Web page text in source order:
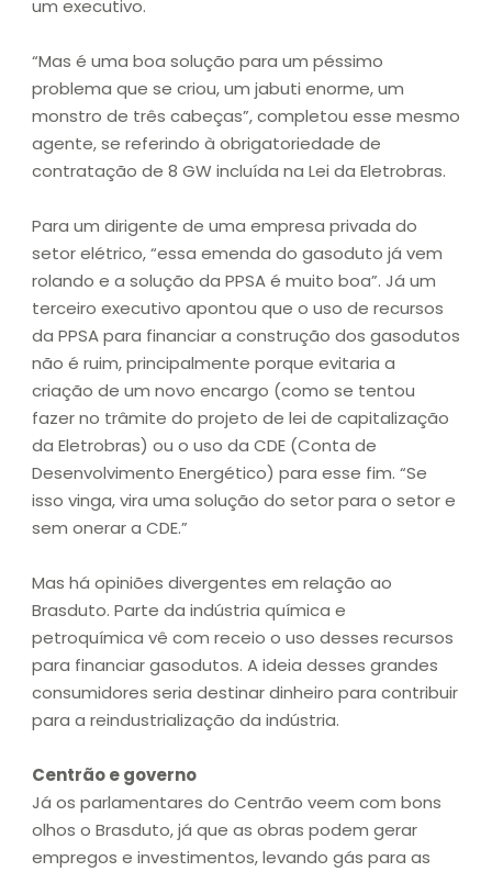
um executivo.
“Mas é uma boa solução para um péssimo
problema que se criou, um jabuti enorme, um
monstro de três cabeças”, completou esse mesmo
agente, se referindo à obrigatoriedade de
contratação de 8 GW incluída na Lei da Eletrobras.
Para um dirigente de uma empresa privada do
setor elétrico, “essa emenda do gasoduto já vem
rolando e a solução da PPSA é muito boa”. Já um
terceiro executivo apontou que o uso de recursos
da PPSA para financiar a construção dos gasodutos
não é ruim, principalmente porque evitaria a
criação de um novo encargo (como se tentou
fazer no trâmite do projeto de lei de capitalização
da Eletrobras) ou o uso da CDE (Conta de
Desenvolvimento Energético) para esse fim. “Se
isso vinga, vira uma solução do setor para o setor e
sem onerar a CDE.”
Mas há opiniões divergentes em relação ao
Brasduto. Parte da indústria química e
petroquímica vê com receio o uso desses recursos
para financiar gasodutos. A ideia desses grandes
consumidores seria destinar dinheiro para contribuir
para a reindustrialização da indústria.
Centrão e governo
Já os parlamentares do Centrão veem com bons
olhos o Brasduto, já que as obras podem gerar
empregos e investimentos, levando gás para as